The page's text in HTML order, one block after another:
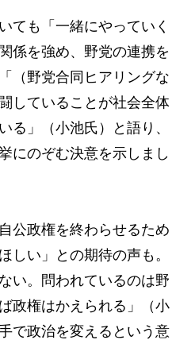
ても「一緒にやっていく
係を強め、野党の連携を
（野党合同ヒアリングな
していることが社会全体
る」（小池氏）と語り、
にのぞむ決意を示しまし
公政権を終わらせるため
しい」との期待の声も。
い。問われているのは野
政権はかえられる」（小
で政治を変えるという意